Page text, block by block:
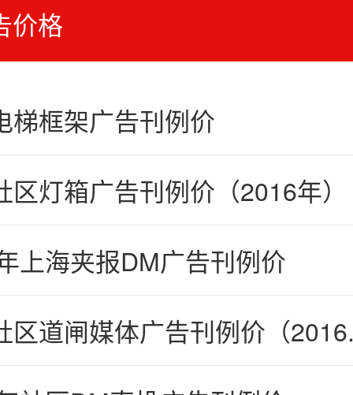
价格
框架广告刊例价
灯箱广告刊例价（2016年）
上海夹报DM广告刊例价
道闸媒体广告刊例价（